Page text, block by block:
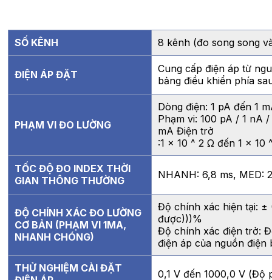
SỐ KÊNH 8 kênh (đo song song
ĐIỆN ÁP ĐẶT
Cung cấp điện áp từ
bảng điều khiển phía
PHẠM VI ĐO LƯỜNG
Dòng điện: 1 pA đến 1
Phạm vi: 100 pA / 1 nA
mA Điện trở
:1 × 10 ^ 2 Ω đến 1 × 10
TỐC ĐỘ ĐO INDEX THỜI
GIAN THÔNG THƯỜNG
NHANH: 6,8 ms, MED:
ĐỘ CHÍNH XÁC ĐO LƯỜNG
CƠ BẢN (PHẠM VI 1ΜA,
NHANH CHÓNG)
Độ chính xác hiện tại: ±
được)))%
Độ chính xác điện trở:
điện áp của nguồn điện
THỬ NGHIỆM CÀI ĐẶT
0,1 V đến 1000,0 V (Độ